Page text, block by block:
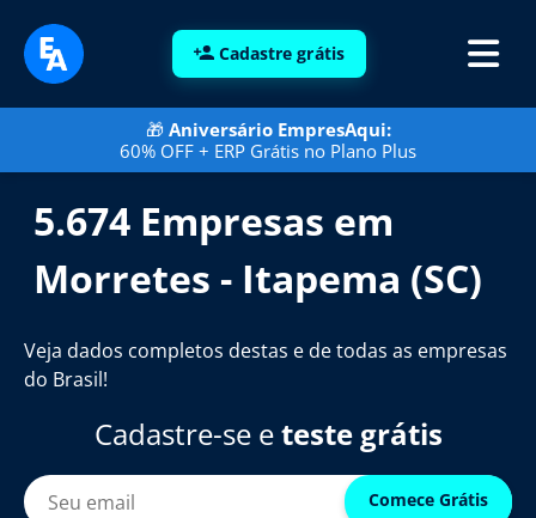
Cadastre grátis
🎁 Aniversário EmpresAqui:
60% OFF + ERP Grátis no Plano Plus
5.674 Empresas em
Morretes - Itapema (SC)
Veja dados completos destas e de todas as empresas
do Brasil!
Cadastre-se eteste grátis
Comece Grátis